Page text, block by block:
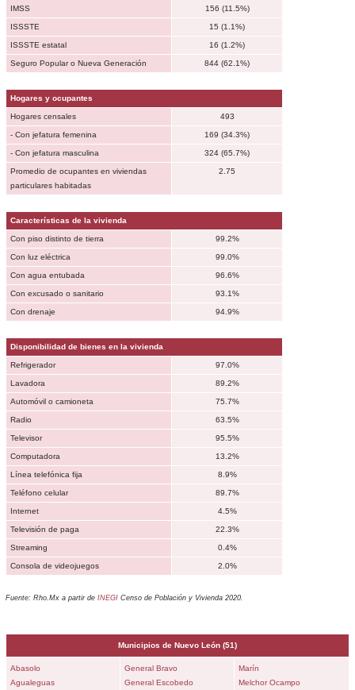
IMSS 156 (11.5%)
ISSSTE 15 (1.1%)
ISSSTE estatal 16 (1.2%)
Seguro Popular o Nueva Generación 844 (62.1%)
Hogares y ocupantes
Hogares censales 493
- Con jefatura femenina 169 (34.3%)
- Con jefatura masculina 324 (65.7%)
Promedio de ocupantes en viviendas
particulares habitadas
2.75
Características de la vivienda
Con piso distinto de tierra 99.2%
Con luz eléctrica 99.0%
Con agua entubada 96.6%
Con excusado o sanitario 93.1%
Con drenaje 94.9%
Disponibilidad de bienes en la vivienda
Refrigerador 97.0%
Lavadora 89.2%
Automóvil o camioneta 75.7%
Radio 63.5%
Televisor 95.5%
Computadora 13.2%
Línea telefónica fija 8.9%
Teléfono celular 89.7%
Internet 4.5%
Televisión de paga 22.3%
Streaming 0.4%
Consola de videojuegos 2.0%
Fuente: Rho.Mx a partir de INEGI Censo de Población y Vivienda 2020.
Municipios de Nuevo León (51)
Abasolo
Agualeguas
General Bravo
General Escobedo
Marín
Melchor Ocampo